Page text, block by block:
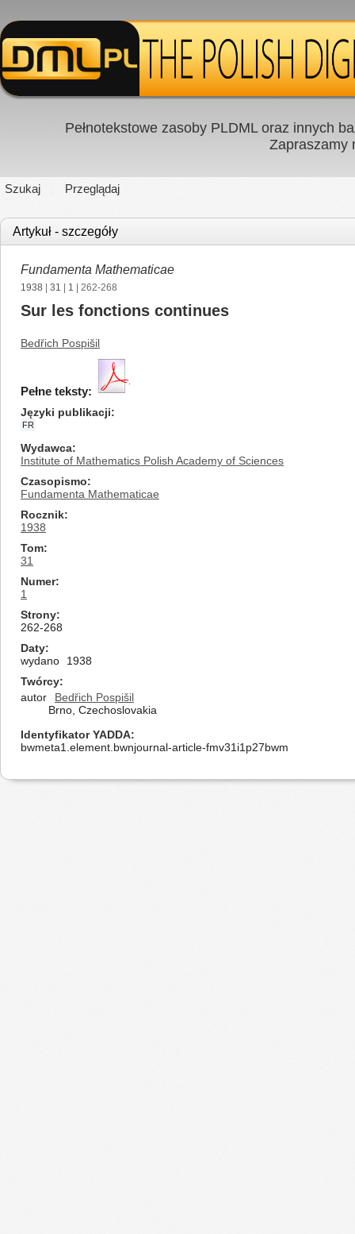
Pełnotekstowe zasoby PLDML oraz innych
Zapraszamy
Szukaj Przeglądaj
Artykuł - szczegóły
Fundamenta Mathematicae
1938 31 1 | 262-268
Sur les fonctions continues
Bedřich Pospišil
Pełne teksty:
Języki publikacji
FR
Wydawca
Institute of Mathematics Polish Academy of Sciences
Czasopismo
Fundamenta Mathematicae
Rocznik
1938
Tom
31
Numer
1
Strony
262-268
Daty
wydano
1938
Twórcy
autor
Bedřich Pospišil
Brno, Czechoslovakia
Identyfikator YADDA
bwmeta1.element.bwnjournal-article-fmv31i1p27bwm